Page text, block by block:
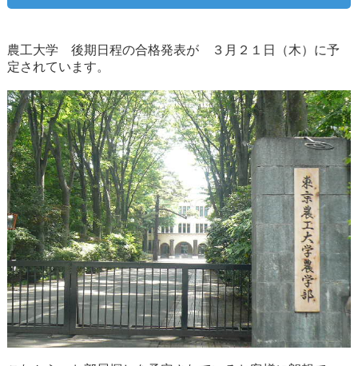
農工大学 後期日程の合格発表が ３月２１日（木）に予
定されています。